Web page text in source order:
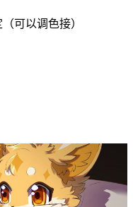
可以调色接）